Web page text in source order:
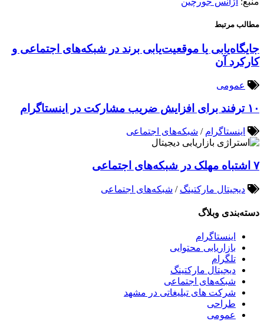
مطالب مرتبط
جایگاه‌یابی یا موقعیت‌یابی برند در شبکه‌های اجتماعی و
کارکرد آن
عمومی
۱۰ ترفند برای افزایش ضریب مشارکت در اینستاگرام
اینستاگرام / شبکه‌های اجتماعی
۷ اشتباه مهلک در شبکه‌های اجتماعی
دیجیتال مارکتینگ / شبکه‌های اجتماعی
دسته‌بندی وبلاگ
اینستاگرام
بازاریابی محتوایی
تلگرام
دیجیتال مارکتینگ
شبکه‌های اجتماعی
شرکت های تبلیغاتی در مشهد
طراحی
عمومی